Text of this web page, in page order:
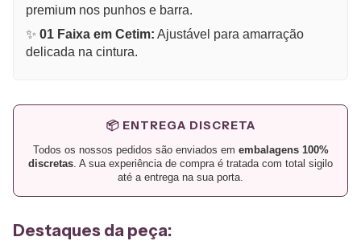
premium nos punhos e barra.
✨ 01 Faixa em Cetim: Ajustável para amarração
delicada na cintura.
📦 ENTREGA DISCRETA
Todos os nossos pedidos são enviados em embalagens 100%
discretas . A sua experiência de compra é tratada com total sigilo
até a entrega na sua porta.
Destaques da peça: